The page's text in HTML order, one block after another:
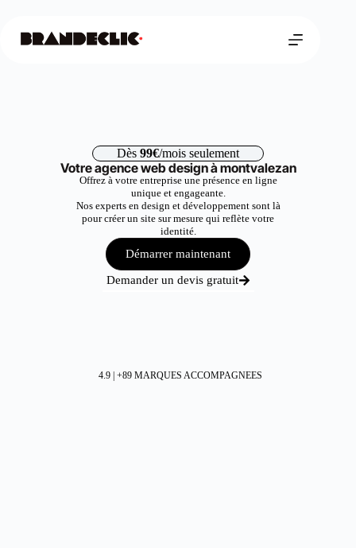
Dès 99€/mois seulement
Votre agence web design à montvalezan
Offrez à votre entreprise une présence en ligne
unique et engageante.
Nos experts en design et développement sont là
pour créer un site sur mesure qui reflète votre
identité.
Démarrer maintenant
Demander un devis gratuit
4.9 | +89 MARQUES ACCOMPAGNEES